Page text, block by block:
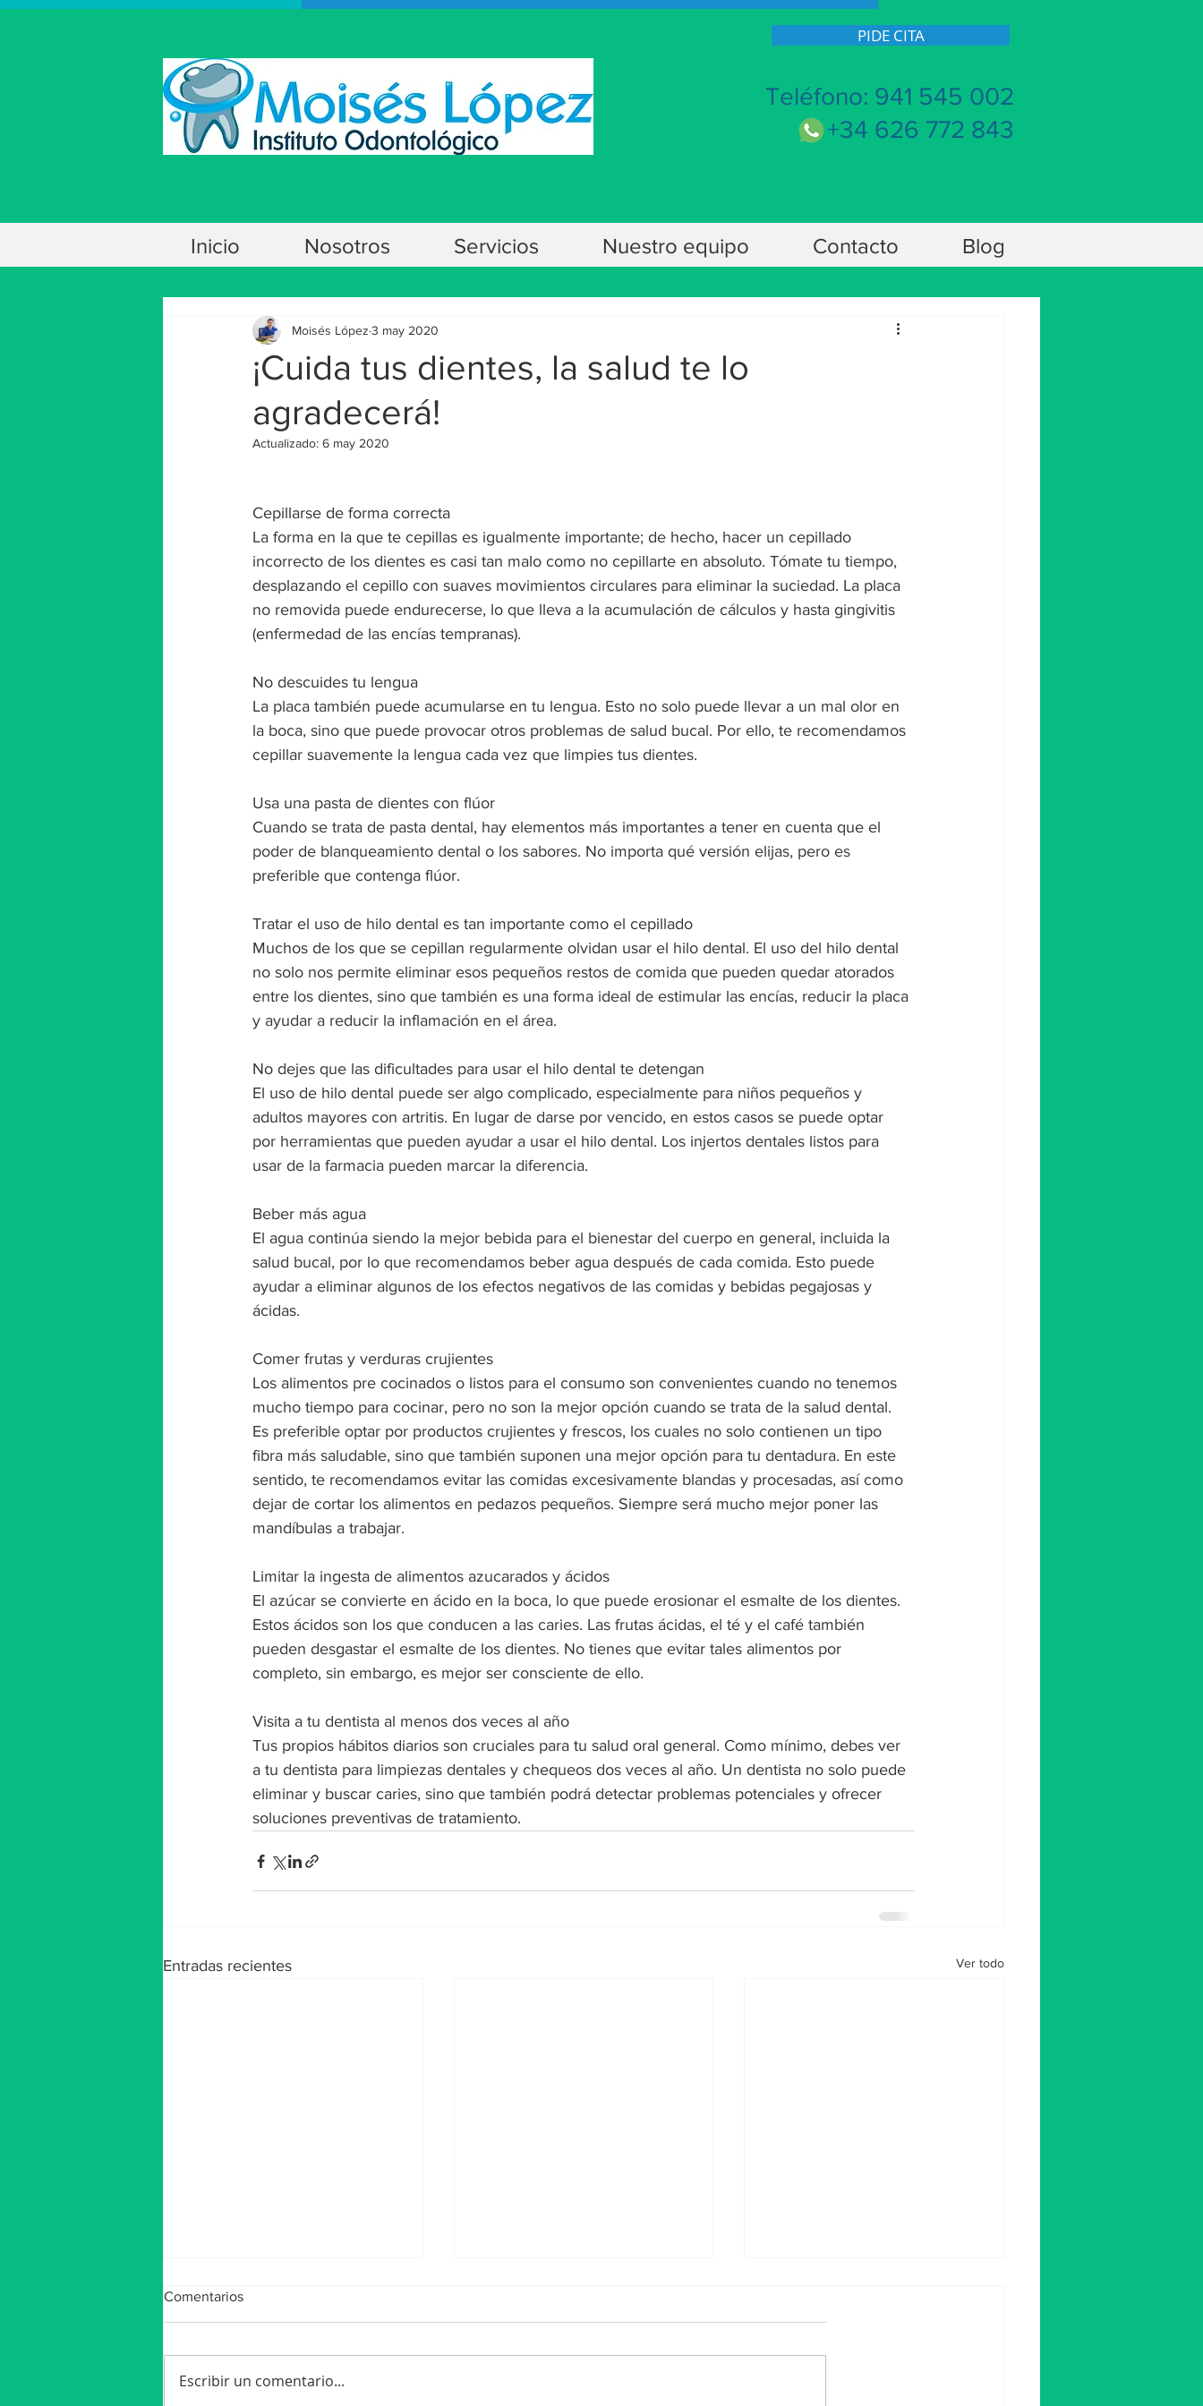
PIDE CITA
Teléfono: 941 545 002
+34 626 772 843
Inicio Nosotros Servicios Nuestro equipo Contacto Blog
¡Cuida tus dientes, la salud te lo
agradecerá!
Moisés López 3 may 2020
Actualizado: 6 may 2020
Cepillarse de forma correcta
La forma en la que te cepillas es igualmente importante; de ​​hecho, hacer un cepillado
incorrecto de los dientes es casi tan malo como no cepillarte en absoluto. Tómate tu tiempo,
desplazando el cepillo con suaves movimientos circulares para eliminar la suciedad. La placa
no removida puede endurecerse, lo que lleva a la acumulación de cálculos y hasta gingivitis
(enfermedad de las encías tempranas).
No descuides tu lengua
La placa también puede acumularse en tu lengua. Esto no solo puede llevar a un mal olor en
la boca, sino que puede provocar otros problemas de salud bucal. Por ello, te recomendamos
cepillar suavemente la lengua cada vez que limpies tus dientes.
Usa una pasta de dientes con flúor
Cuando se trata de pasta dental, hay elementos más importantes a tener en cuenta que el
poder de blanqueamiento dental o los sabores. No importa qué versión elijas, pero es
preferible que contenga flúor.
Tratar el uso de hilo dental es tan importante como el cepillado
Muchos de los que se cepillan regularmente olvidan usar el hilo dental. El uso del hilo dental
no solo nos permite eliminar esos pequeños restos de comida que pueden quedar atorados
entre los dientes, sino que también es una forma ideal de estimular las encías, reducir la placa
y ayudar a reducir la inflamación en el área.
No dejes que las dificultades para usar el hilo dental te detengan
El uso de hilo dental puede ser algo complicado, especialmente para niños pequeños y
adultos mayores con artritis. En lugar de darse por vencido, en estos casos se puede optar
por herramientas que pueden ayudar a usar el hilo dental. Los injertos dentales listos para
usar de la farmacia pueden marcar la diferencia.
Beber más agua
El agua continúa siendo la mejor bebida para el bienestar del cuerpo en general, incluida la
salud bucal, por lo que recomendamos beber agua después de cada comida. Esto puede
ayudar a eliminar algunos de los efectos negativos de las comidas y bebidas pegajosas y
ácidas.
Comer frutas y verduras crujientes
Los alimentos pre cocinados o listos para el consumo son convenientes cuando no tenemos
mucho tiempo para cocinar, pero no son la mejor opción cuando se trata de la salud dental.
Es preferible optar por productos crujientes y frescos, los cuales no solo contienen un tipo
fibra más saludable, sino que también suponen una mejor opción para tu dentadura. En este
sentido, te recomendamos evitar las comidas excesivamente blandas y procesadas, así como
dejar de cortar los alimentos en pedazos pequeños. Siempre será mucho mejor poner las
mandíbulas a trabajar.
Limitar la ingesta de alimentos azucarados y ácidos
El azúcar se convierte en ácido en la boca, lo que puede erosionar el esmalte de los dientes.
Estos ácidos son los que conducen a las caries. Las frutas ácidas, el té y el café también
pueden desgastar el esmalte de los dientes. No tienes que evitar tales alimentos por
completo, sin embargo, es mejor ser consciente de ello.
Visita a tu dentista al menos dos veces al año
Tus propios hábitos diarios son cruciales para tu salud oral general. Como mínimo, debes ver
a tu dentista para limpiezas dentales y chequeos dos veces al año. Un dentista no solo puede
eliminar y buscar caries, sino que también podrá detectar problemas potenciales y ofrecer
soluciones preventivas de tratamiento.
Entradas recientes Ver todo
Comentarios
Escribir un comentario...